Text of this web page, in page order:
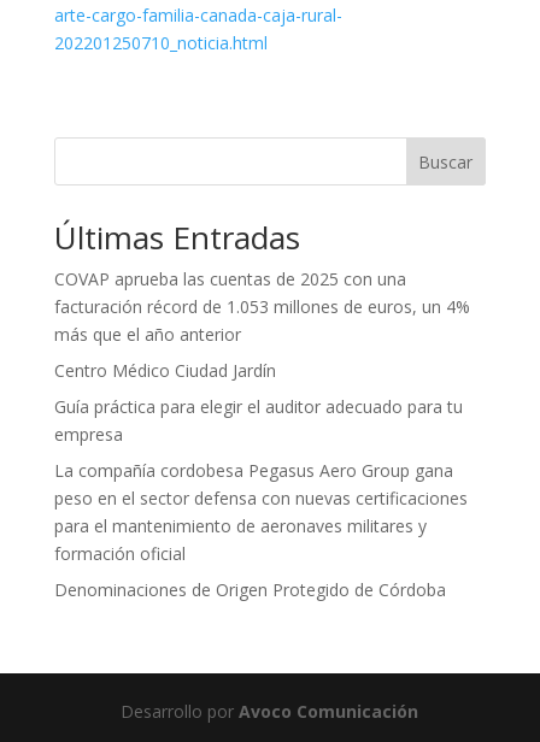
arte-cargo-familia-canada-caja-rural-
202201250710_noticia.html
Buscar
Últimas Entradas
COVAP aprueba las cuentas de 2025 con una
facturación récord de 1.053 millones de euros, un 4%
más que el año anterior
Centro Médico Ciudad Jardín
Guía práctica para elegir el auditor adecuado para tu
empresa
La compañía cordobesa Pegasus Aero Group gana
peso en el sector defensa con nuevas certificaciones
para el mantenimiento de aeronaves militares y
formación oficial
Denominaciones de Origen Protegido de Córdoba
Desarrollo porAvoco Comunicación